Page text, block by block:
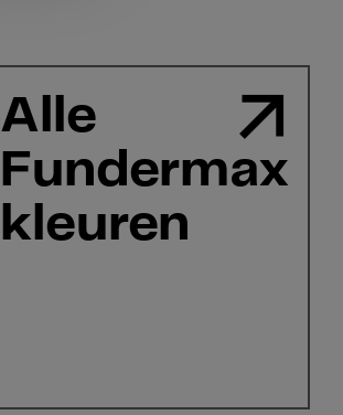
Alle
Fundermax
kleuren